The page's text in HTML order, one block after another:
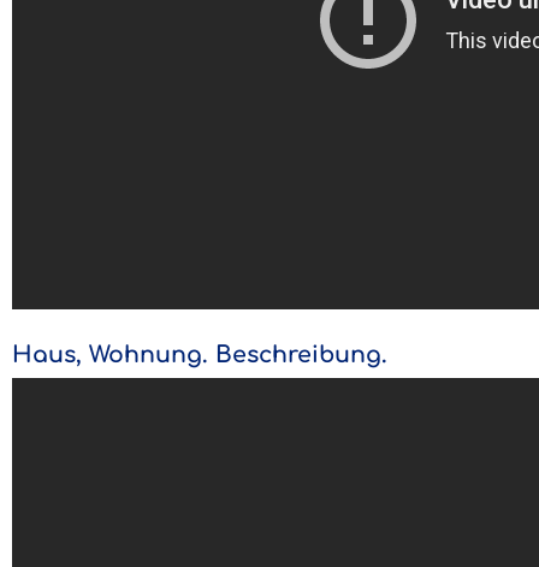
Haus, Wohnung. Beschreibung.